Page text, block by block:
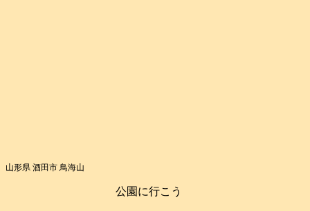
山形県 酒田市 鳥海山
公園に行こう